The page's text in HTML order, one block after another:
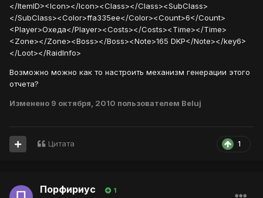
</ItemID><Icon></Icon><Class></Class><SubClass>
</SubClass><Color>ffa335ee</Color><Count>6</Count>
<Player>Охеда</Player><Costs></Costs><Time></Time>
<Zone></Zone><Boss></Boss><Note>165 DKP</Note></key6>
</Loot></RaidInfo>
Возможно можно как то настроить механизм генерации этого
отчета?
Изменено 9 октября, 2010 пользователем Beluj
1
Цитата
Порфириус 1